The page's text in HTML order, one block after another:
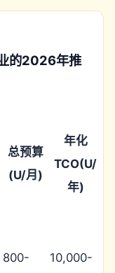
的2026年推
总预算
(U/月)
年化
TCO(U/
年)
800-
10,000-